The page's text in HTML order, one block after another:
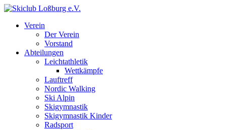
Verein
Der Verein
Vorstand
Abteilungen
Leichtathletik
Wettkämpfe
Lauftreff
Nordic Walking
Ski Alpin
Skigymnastik
Skigymnastik Kinder
Radsport